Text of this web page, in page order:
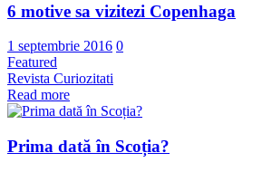
6 motive sa vizitezi Copenhaga
1 septembrie 2016 0
Featured
Revista Curiozitati
Read more
Prima dată în Scoția?